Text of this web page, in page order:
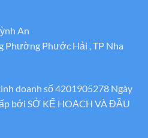
An
Phường Phước Hải , TP Nha
doanh số 4201905278 Ngày
bới SỞ KẾ HOẠCH VÀ ĐẦU